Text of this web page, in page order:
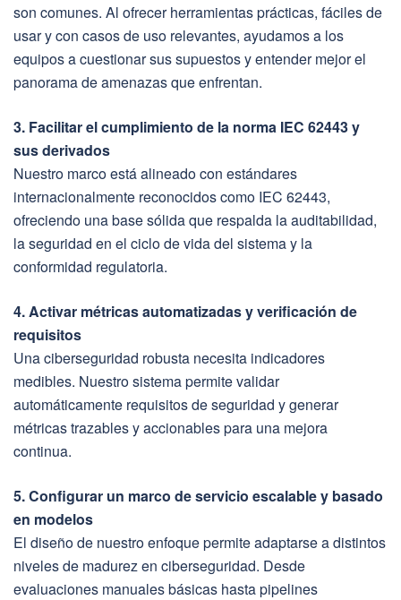
son comunes. Al ofrecer herramientas prácticas, fáciles de
usar y con casos de uso relevantes, ayudamos a los
equipos a cuestionar sus supuestos y entender mejor el
panorama de amenazas que enfrentan.
3. Facilitar el cumplimiento de la norma IEC 62443 y
sus derivados
Nuestro marco está alineado con estándares
internacionalmente reconocidos como IEC 62443,
ofreciendo una base sólida que respalda la auditabilidad,
la seguridad en el ciclo de vida del sistema y la
conformidad regulatoria.
4. Activar métricas automatizadas y verificación de
requisitos
Una ciberseguridad robusta necesita indicadores
medibles. Nuestro sistema permite validar
automáticamente requisitos de seguridad y generar
métricas trazables y accionables para una mejora
continua.
5. Configurar un marco de servicio escalable y basado
en modelos
El diseño de nuestro enfoque permite adaptarse a distintos
niveles de madurez en ciberseguridad. Desde
evaluaciones manuales básicas hasta pipelines